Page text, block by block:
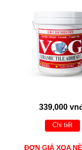
339,000
Chi tiết
ĐƠN GIÁ XOA